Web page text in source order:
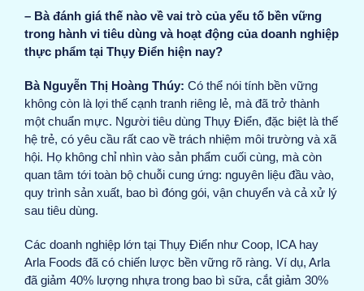
– Bà đánh giá thế nào về vai trò của yếu tố bền vững
trong hành vi tiêu dùng và hoạt động của doanh nghiệp
thực phẩm tại Thụy Điển hiện nay?
Bà Nguyễn Thị Hoàng Thúy: Có thể nói tính bền vững
không còn là lợi thế cạnh tranh riêng lẻ, mà đã trở thành
một chuẩn mực. Người tiêu dùng Thụy Điển, đặc biệt là thế
hệ trẻ, có yêu cầu rất cao về trách nhiệm môi trường và xã
hội. Họ không chỉ nhìn vào sản phẩm cuối cùng, mà còn
quan tâm tới toàn bộ chuỗi cung ứng: nguyên liệu đầu vào,
quy trình sản xuất, bao bì đóng gói, vận chuyển và cả xử lý
sau tiêu dùng.
Các doanh nghiệp lớn tại Thụy Điển như Coop, ICA hay
Arla Foods đã có chiến lược bền vững rõ ràng. Ví dụ, Arla
đã giảm 40% lượng nhựa trong bao bì sữa, cắt giảm 30%